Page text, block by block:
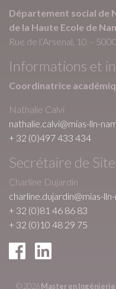
Département social de
de la Haute Ecole de
Rue de l’Arsenal, 10 –
Informations et
Coordinatrice
Nathalie Calvi
nathalie.calvi@mias-lln-
+ 32 (0)497 433 434
Secrétaire de
Charline Dujardin
charline.dujardin@mias-
+ 32 (0)81 46 86 83
+ 32 (0)10 48 29 75
© 2026Master en